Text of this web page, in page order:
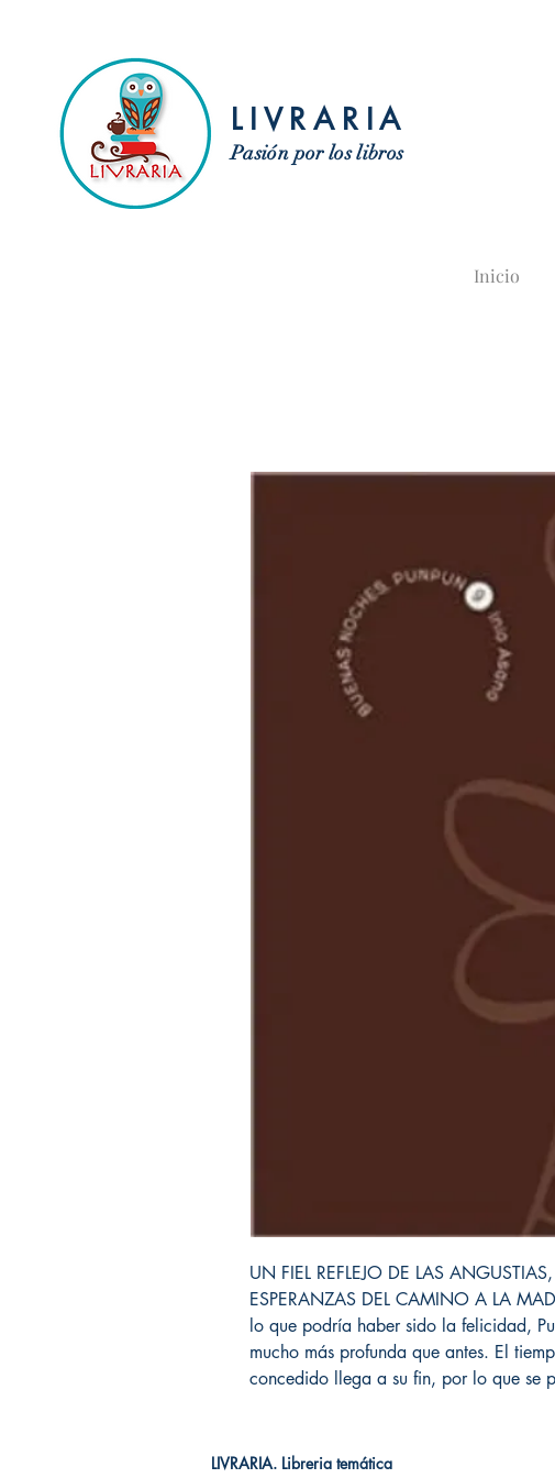
LIVRARIA
Pasión por los libros
Inicio
UN FIEL REFLEJO DE LAS
ESPERANZAS DEL CAMINO A LA
lo que podría haber sido la felicidad,
mucho más profunda que antes. El
concedido llega a su fin, por lo que se
LIVRARIA. Libreria temática